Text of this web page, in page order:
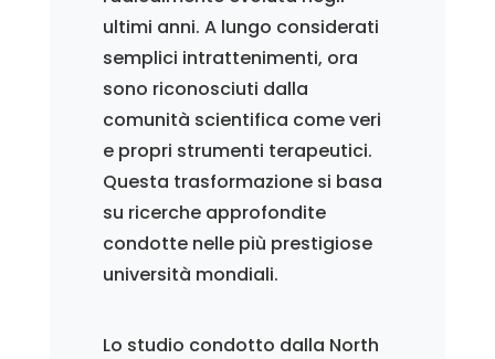
ultimi anni. A lungo considerati
semplici intrattenimenti, ora
sono riconosciuti dalla
comunità scientifica come veri
e propri strumenti terapeutici.
Questa trasformazione si basa
su ricerche approfondite
condotte nelle più prestigiose
università mondiali.
Lo studio condotto dalla North